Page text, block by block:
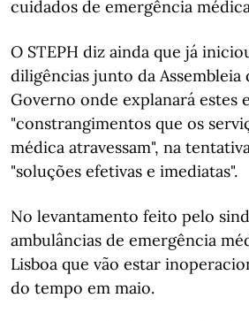
cuidados de emergência
O STEPH diz ainda que já
diligências junto da Assembleia
Governo onde explanará estes
"constrangimentos que os
médica atravessam", na
"soluções efetivas e imediatas".
No levantamento feito pelo
ambulâncias de emergência
Lisboa que vão estar
do tempo em maio.